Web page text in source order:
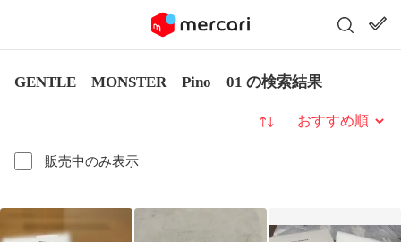
GENTLE MONSTER Pino 01 の検索結果
販売中のみ表示
並び替え